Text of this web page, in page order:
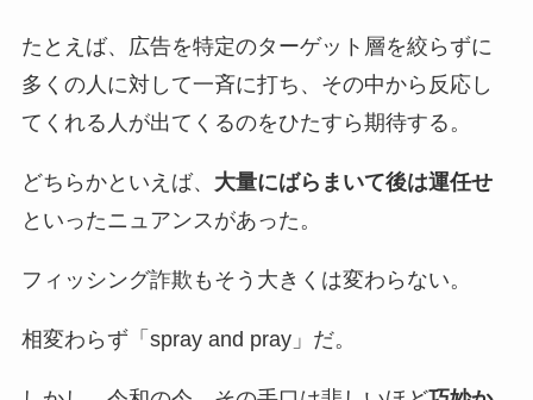
たとえば、広告を特定のターゲット層を絞らずに
多くの人に対して一斉に打ち、その中から反応し
てくれる人が出てくるのをひたすら期待する。
どちらかといえば、 大量にばらまいて後は運任せ
といったニュアンスがあった。
フィッシング詐欺もそう大きくは変わらない。
相変わらず「spray and pray」だ。